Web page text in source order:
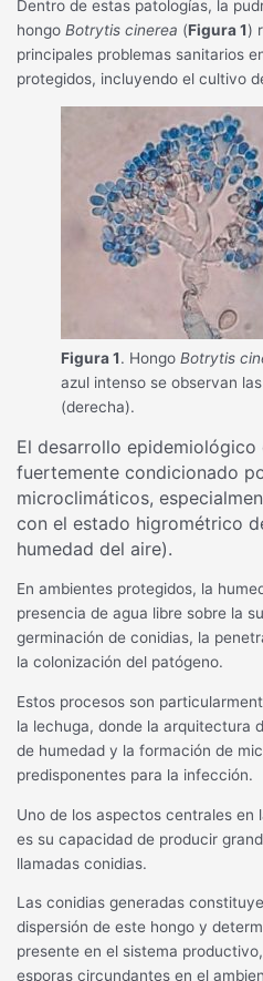
Dentro de estas patologías, la
hongoBotrytis cinerea (Figura 1)
principales problemas sanitarios
protegidos, incluyendo el cultivo
Figura 1. HongoBotrytis
azul intenso se observan
(derecha).
El desarrollo epidemiológico
fuertemente condicionado
microclimáticos,
con el estado higrométrico
humedad del aire).
En ambientes protegidos, la
presencia de agua libre sobre la
germinación de conidias, la
la colonización del patógeno.
Estos procesos son
la lechuga, donde la arquitectura
de humedad y la formación de
predisponentes para la infección.
Uno de los aspectos centrales en
es su capacidad de producir
llamadas conidias.
Las conidias generadas
dispersión de este hongo y
presente en el sistema
esporas circundantes en el